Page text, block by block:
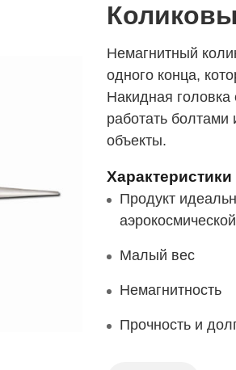
Немагнитный
одного конца,
Накидная головка
работать болтами
объекты.
Характеристики
Продукт
Малый вес
Немагнитность
Прочность и